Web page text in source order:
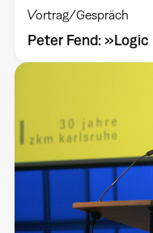
Vortrag/Gespräch
Peter Fend: